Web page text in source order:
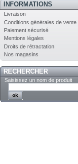
INFORMATIONS
Livraison
Conditions générales de vente
Paiement sécurisé
Mentions légales
Droits de rétractation
Nos magasins
RECHERCHER
Saisissez un nom de produit